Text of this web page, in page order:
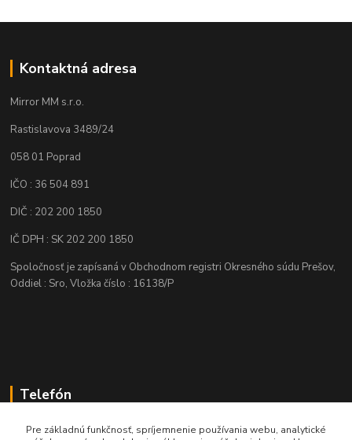
Kontaktná adresa
Mirror MM s.r.o.
Rastislavova 3489/24
058 01 Poprad
IČO : 36 504 891
DIČ : 202 200 1850
IČ DPH : SK 202 200 1850
Spoločnosť je zapísaná v Obchodnom registri Okresného súdu Prešov,
Oddiel : Sro, Vložka číslo : 16138/P
Telefón
+421 905 622 625
Pre základnú funkčnosť, spríjemnenie používania webu, analytické